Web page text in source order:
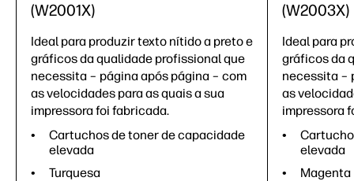
(W2001X)
Ideal para produzir texto nítido a preto e
gráficos da qualidade profissional que
necessita – página após página – com
as velocidades para as quais a sua
impressora foi fabricada.
Cartuchos de toner de capacidade
elevada
Turquesa
(W2003X)
Ideal para
gráficos da
necessita –
as
impressora
elevada
Magenta